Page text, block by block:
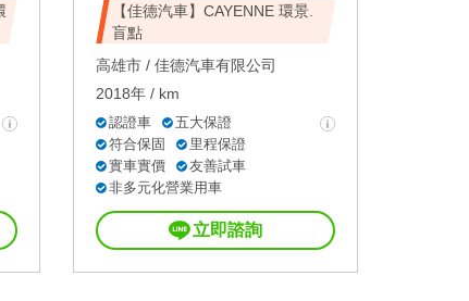
【佳德汽車】CAYENNE 環景.
盲點
高雄市 / 佳德汽車有限公司
2018年 / km
認證車
五大保證
符合保固
里程保證
實車實價
友善試車
非多元化營業用車
立即諮詢